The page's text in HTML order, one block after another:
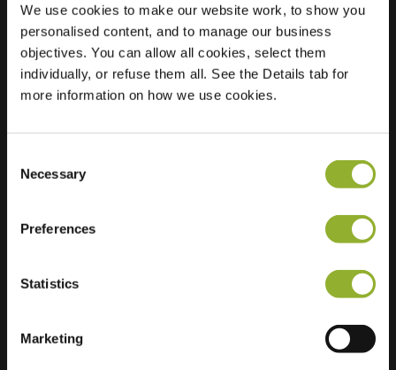
We use cookies to make our website work, to show you
personalised content, and to manage our business
objectives. You can allow all cookies, select them
individually, or refuse them all. See the Details tab for
more information on how we use cookies.
Selection
Necessary
Preferences
Statistics
Marketing
Localização
Vlasmarkt 8
3700 Tongeren-
Borgloon
Bélgica